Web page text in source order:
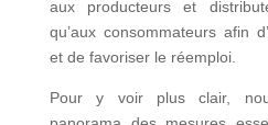
aux producteurs et
qu’aux consommateurs afin
et de favoriser le réemploi.
Pour y voir plus clair,